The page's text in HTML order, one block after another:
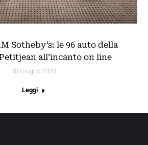
Sotheby’s: le 96 auto della
all’incanto on line
10 Giugno 2020
Leggi